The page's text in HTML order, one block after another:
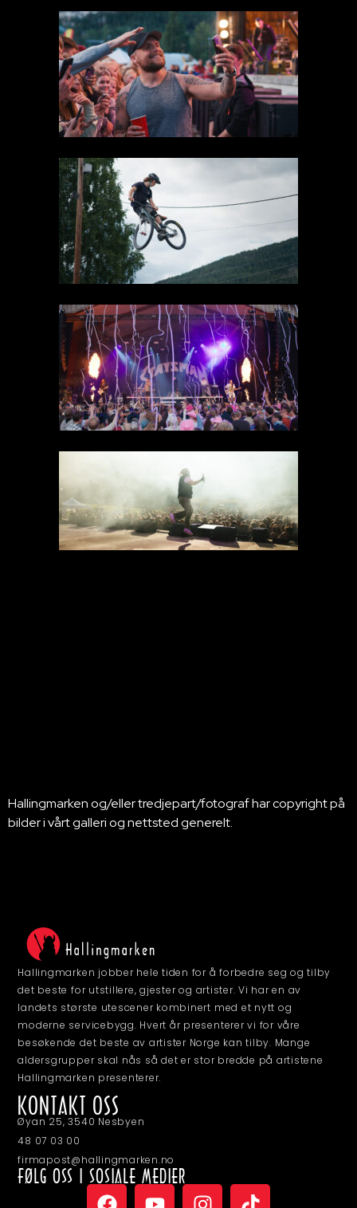
Hallingmarken og/eller tredjepart/fotograf har copyright på
bilder i vårt galleri og nettsted generelt.
Hallingmarken jobber hele tiden for å forbedre seg og tilby
det beste for utstillere, gjester og artister. Vi har en av
landets største utescener kombinert med et nytt og
moderne servicebygg. Hvert år presenterer vi for våre
besøkende det beste av artister Norge kan tilby. Mange
aldersgrupper skal nås så det er stor bredde på artistene
Hallingmarken presenterer.
KONTAKT OSS
Øyan 25, 3540 Nesbyen
48 07 03 00
firmapost@hallingmarken.no
FØLG OSS I SOSIALE MEDIER